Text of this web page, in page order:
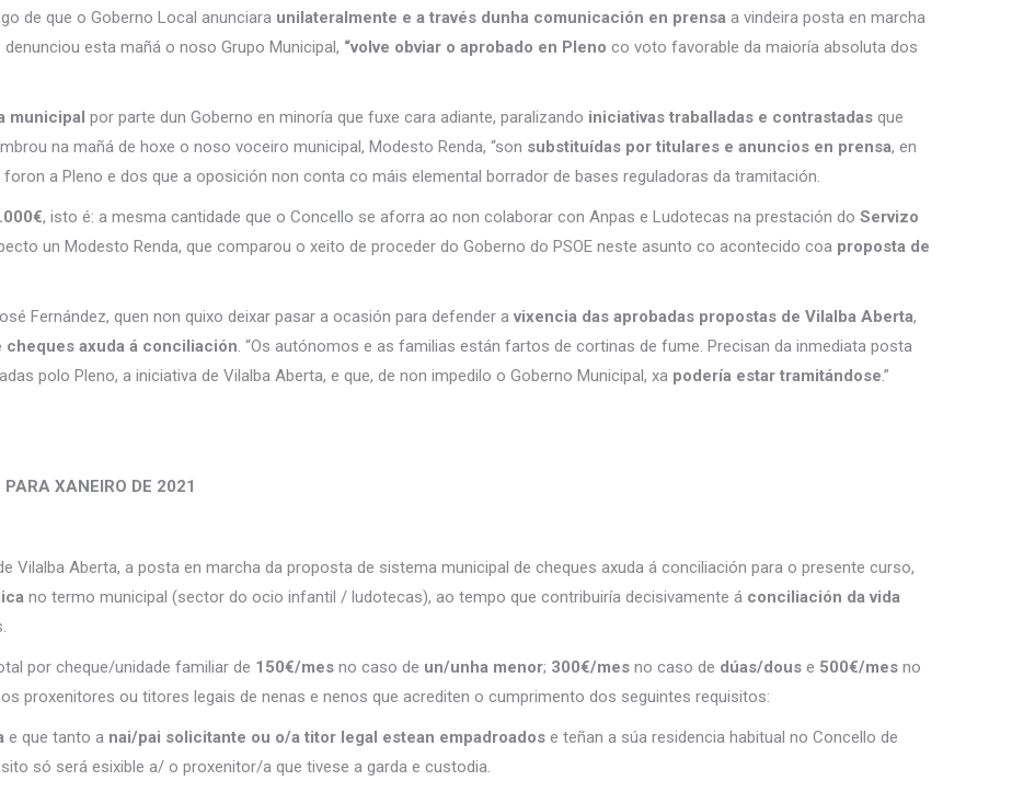
de que o Goberno Local anunciara unilateralmente e a través dunha comunicación en prensa a vindeira posta en marcha
esta mañá o noso Grupo Municipal, “volve obviar o aprobado en Pleno co voto favorable da maioría absoluta dos
municipal por parte dun Goberno en minoría que fuxe cara adiante, paralizando iniciativas traballadas e contrastadas que
na mañá de hoxe o noso voceiro municipal, Modesto Renda, “son substituídas por titulares e anuncios en prensa, en
a Pleno e dos que a oposición non conta co máis elemental borrador de bases reguladoras da tramitación.
, isto é: a mesma cantidade que o Concello se aforra ao non colaborar con Anpas e Ludotecas na prestación do Servizo
un Modesto Renda, que comparou o xeito de proceder do Goberno do PSOE neste asunto co acontecido coa proposta de
Fernández, quen non quixo deixar pasar a ocasión para defender a vixencia das aprobadas propostas de Vilalba Aberta,
cheques axuda á conciliación. “Os autónomos e as familias están fartos de cortinas de fume. Precisan da inmediata posta
polo Pleno, a iniciativa de Vilalba Aberta, e que, de non impedilo o Goberno Municipal, xa podería estar tramitándose.”
XANEIRO DE 2021
Vilalba Aberta, a posta en marcha da proposta de sistema municipal de cheques axuda á conciliación para o presente curso,
no termo municipal (sector do ocio infantil / ludotecas), ao tempo que contribuiría decisivamente á conciliación da vida
por cheque/unidade familiar de 150€/mes no caso de un/unha menor; 300€/mes no caso de dúas/dous e 500€/mes no
proxenitores ou titores legais de nenas e nenos que acrediten o cumprimento dos seguintes requisitos:
e que tanto a nai/pai solicitante ou o/a titor legal estean empadroados e teñan a súa residencia habitual no Concello de
só será esixible a/ o proxenitor/a que tivese a garda e custodia.